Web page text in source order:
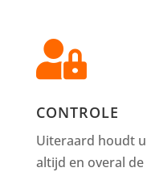

CONTROLE
Uiteraard houdt
altijd en overal